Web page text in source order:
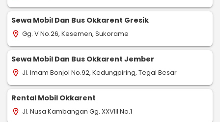
Sewa Mobil Dan Bus Okkarent Gresik
location_on Gg. V No.26, Kesemen, Sukorame
Sewa Mobil Dan Bus Okkarent Jember
location_on Jl. Imam Bonjol No.92, Kedungpiring, Tegal Besar
Rental Mobil Okkarent
location_on Jl. Nusa Kambangan Gg. XXVIII No.1